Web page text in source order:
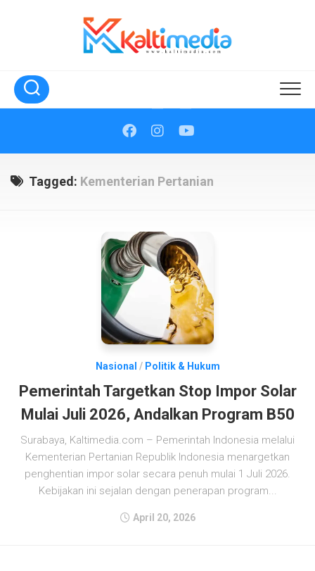
Tagged: Kementerian Pertanian
Nasional / Politik & Hukum
Pemerintah Targetkan Stop Impor Solar
Mulai Juli 2026, Andalkan Program B50
Surabaya, Kaltimedia.com – Pemerintah Indonesia melalui
Kementerian Pertanian Republik Indonesia menargetkan
penghentian impor solar secara penuh mulai 1 Juli 2026.
Kebijakan ini sejalan dengan penerapan program...
April 20, 2026